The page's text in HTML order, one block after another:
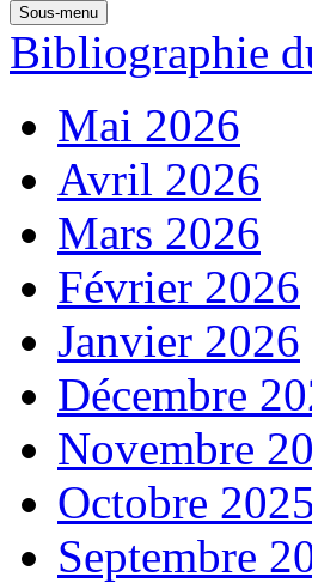
Sous-menu
Bibliographie
Mai 2026
Avril 2026
Mars 2026
Février 2026
Janvier 2026
Décembre
Novembre
Octobre 2025
Septembre